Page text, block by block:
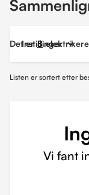
Det er 8
Instillinger
Listen er sortert etter
Vi fant